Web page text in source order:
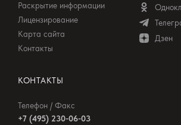
Раскрытие информации
Лицензирование
Карта сайта
Контакты
Дзен
КОНТАКТЫ
Телефон / Факс
+7 (495) 230-06-03